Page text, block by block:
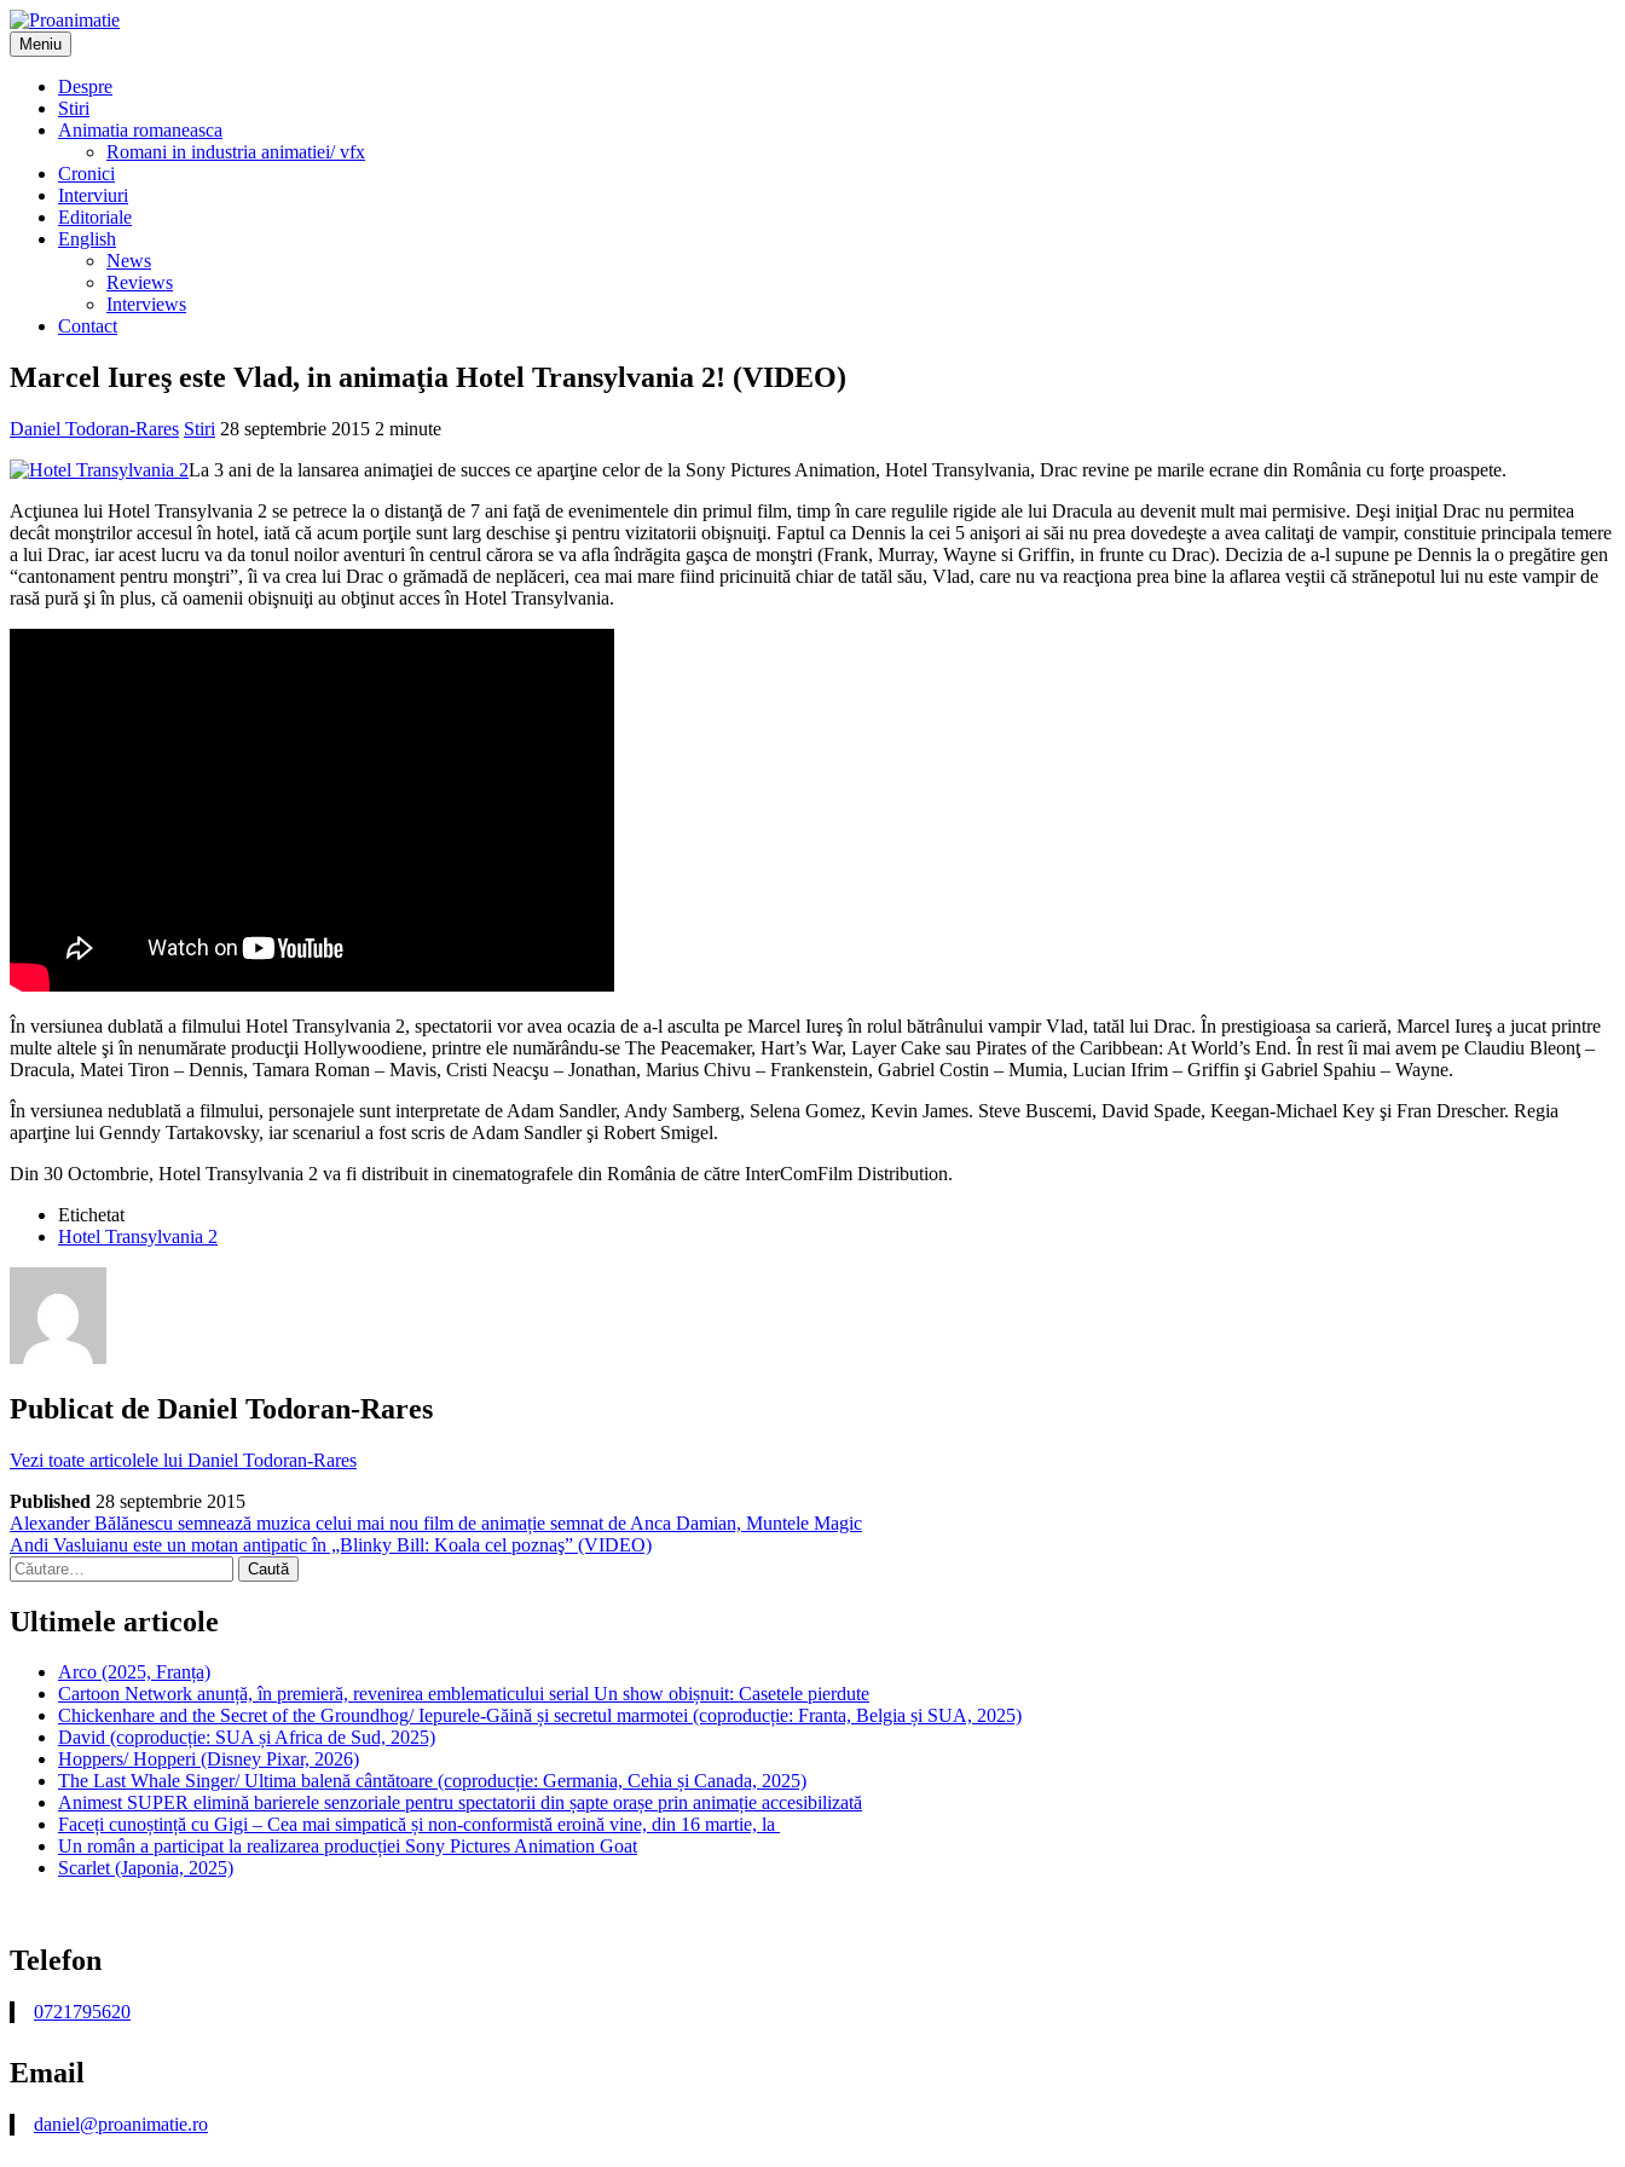
Sari
la
conținut
Proanimatie
Stiri despre filme de animatie
Meniu
Despre
Stiri
Animatia romaneasca
Romani in industria animatiei/ vfx
Cronici
Interviuri
Editoriale
English
News
Reviews
Interviews
Contact
Marcel Iureş este Vlad, in animaţia Hotel Transylvania 2! (VIDEO)
Daniel Todoran-Rares Stiri 28 septembrie 2015 2 minute
La 3 ani de la lansarea animaţiei de succes ce aparţine celor de la Sony Pictures Animation, Hotel Transylvania, Drac revine pe marile ecrane din România cu forţe proaspete.
Acţiunea lui Hotel Transylvania 2 se petrece la o distanţă de 7 ani faţă de evenimentele din primul film, timp în care regulile rigide ale lui Dracula au devenit mult mai permisive. Deşi iniţial Drac nu permitea
decât monştrilor accesul în hotel, iată că acum porţile sunt larg deschise şi pentru vizitatorii obişnuiţi. Faptul ca Dennis la cei 5 anişori ai săi nu prea dovedeşte a avea calitaţi de vampir, constituie principala temere
a lui Drac, iar acest lucru va da tonul noilor aventuri în centrul cărora se va afla îndrăgita gaşca de monştri (Frank, Murray, Wayne si Griffin, in frunte cu Drac). Decizia de a-l supune pe Dennis la o pregătire gen
“cantonament pentru monştri”, îi va crea lui Drac o grămadă de neplăceri, cea mai mare fiind pricinuită chiar de tatăl său, Vlad, care nu va reacţiona prea bine la aflarea veştii că strănepotul lui nu este vampir de
rasă pură şi în plus, că oamenii obişnuiţi au obţinut acces în Hotel Transylvania.
În versiunea dublată a filmului Hotel Transylvania 2, spectatorii vor avea ocazia de a-l asculta pe Marcel Iureş în rolul bătrânului vampir Vlad, tatăl lui Drac. În prestigioasa sa carieră, Marcel Iureş a jucat printre
multe altele şi în nenumărate producţii Hollywoodiene, printre ele numărându-se The Peacemaker, Hart’s War, Layer Cake sau Pirates of the Caribbean: At World’s End. În rest îi mai avem pe Claudiu Bleonţ –
Dracula, Matei Tiron – Dennis, Tamara Roman – Mavis, Cristi Neacşu – Jonathan, Marius Chivu – Frankenstein, Gabriel Costin – Mumia, Lucian Ifrim – Griffin şi Gabriel Spahiu – Wayne.
În versiunea nedublată a filmului, personajele sunt interpretate de Adam Sandler, Andy Samberg, Selena Gomez, Kevin James. Steve Buscemi, David Spade, Keegan-Michael Key şi Fran Drescher. Regia
aparţine lui Genndy Tartakovsky, iar scenariul a fost scris de Adam Sandler şi Robert Smigel.
Din 30 Octombrie, Hotel Transylvania 2 va fi distribuit in cinematografele din România de către InterComFilm Distribution.
Etichetat
Hotel Transylvania 2
Publicat de Daniel Todoran-Rares
Vezi toate articolele lui Daniel Todoran-Rares
Published 28 septembrie 2015
Navigare
în
articole
Articol
anterior
Alexander Bălănescu semnează muzica celui mai nou film de animație semnat de Anca Damian, Muntele Magic
Articol
următor
Andi Vasluianu este un motan antipatic în „Blinky Bill: Koala cel poznaş” (VIDEO)
Caută
după:
Ultimele articole
Arco (2025, Franța)
Cartoon Network anunță, în premieră, revenirea emblematicului serial Un show obișnuit: Casetele pierdute
Chickenhare and the Secret of the Groundhog/ Iepurele-Găină și secretul marmotei (coproducție: Franta, Belgia și SUA, 2025)
David (coproducție: SUA și Africa de Sud, 2025)
Hoppers/ Hopperi (Disney Pixar, 2026)
The Last Whale Singer/ Ultima balenă cântătoare (coproducție: Germania, Cehia și Canada, 2025)
Animest SUPER elimină barierele senzoriale pentru spectatorii din șapte orașe prin animație accesibilizată
Faceți cunoștință cu Gigi – Cea mai simpatică și non-conformistă eroină vine, din 16 martie, la
Un român a participat la realizarea producției Sony Pictures Animation Goat
Scarlet (Japonia, 2025)
Telefon
0721795620
Email
daniel@proanimatie.ro